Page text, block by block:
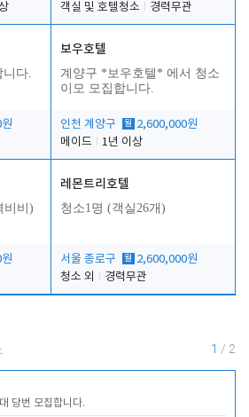
객실 및 호텔청소
경력무관
니다.
보우호텔
계양구 *보우호텔* 에서 청소
이모 모집합니다.
인천 계양구 월 2,600,000원
메이드
1년 이상
비비)
레몬트리호텔
청소1명 (객실26개)
서울 종로구 월 2,600,000원
청소 외
경력무관
1 / 2
당번 모집합니다.